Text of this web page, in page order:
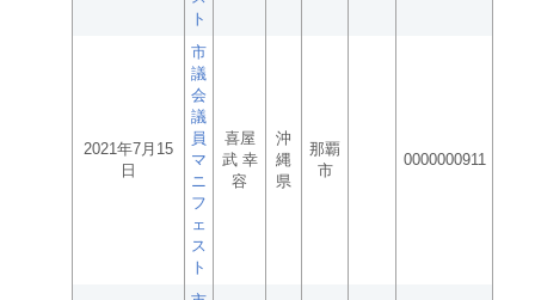
ト
2021年7月15
日
市
議
会
議
員
マ
ニ
フ
ェ
ス
ト
喜屋
武 幸
容
沖
縄
県
那覇
市
0000000911